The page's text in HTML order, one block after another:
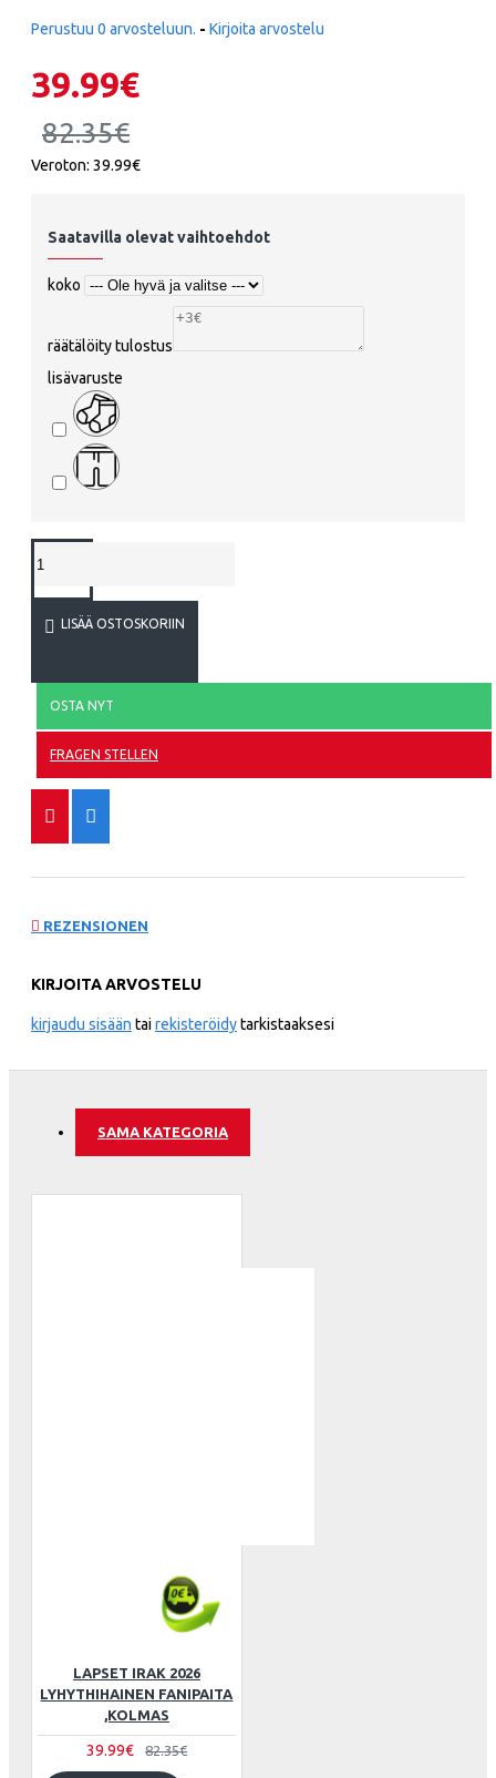
Perustuu 0 arvosteluun. - Kirjoita arvostelu
39.99€
82.35€
Veroton: 39.99€
Saatavilla olevat vaihtoehdot
koko
räätälöity tulostus
lisävaruste
LISÄÄ OSTOSKORIIN
OSTA NYT
FRAGEN STELLEN
REZENSIONEN
KIRJOITA ARVOSTELU
kirjaudu sisään tairekisteröidytarkistaaksesi
SAMA KATEGORIA
LAPSET IRAK 2026
LYHYTHIHAINEN FANIPAITA
,KOLMAS
39.99€ 82.35€